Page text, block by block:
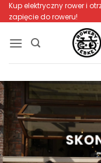
Przewiń
do
zawartości
Kup elektryczny rower i
zapięcie do roweru!